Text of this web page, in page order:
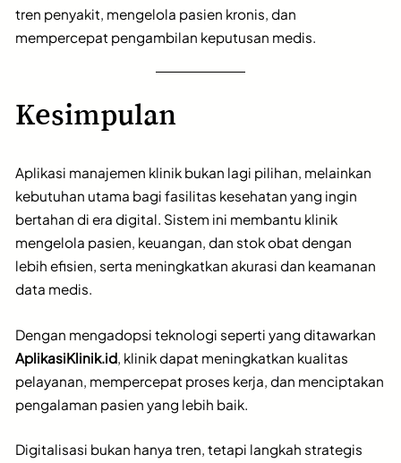
tren penyakit, mengelola pasien kronis, dan
mempercepat pengambilan keputusan medis.
Kesimpulan
Aplikasi manajemen klinik bukan lagi pilihan, melainkan
kebutuhan utama bagi fasilitas kesehatan yang ingin
bertahan di era digital. Sistem ini membantu klinik
mengelola pasien, keuangan, dan stok obat dengan
lebih efisien, serta meningkatkan akurasi dan keamanan
data medis.
Dengan mengadopsi teknologi seperti yang ditawarkan
AplikasiKlinik.id, klinik dapat meningkatkan kualitas
pelayanan, mempercepat proses kerja, dan menciptakan
pengalaman pasien yang lebih baik.
Digitalisasi bukan hanya tren, tetapi langkah strategis